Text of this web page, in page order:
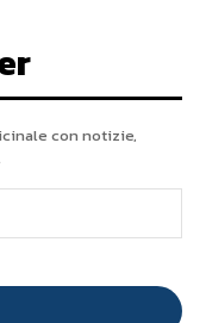
con notizie,